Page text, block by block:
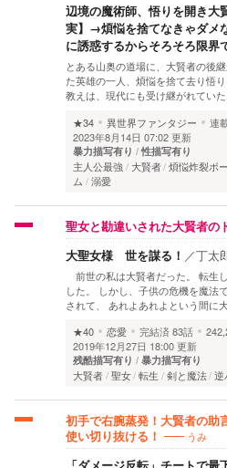
辺境の魔術師、悟りを開き
実】→煩悩を捨てなきゃダメ
に誘惑するからそろそろ限
とある山奥の道場に、大賢者の後
た英雄の一人、煩悩を捨て去り悟
教えは、現代にも受け継がれてい
★34
異世界ファンタジー 連
2023年8月14日 07:02 更新
暴力描写有り 性描写有り
主人公最強 大賢者 煩悩炸裂ボ
ム
溺愛
聖女と勘違いされた大賢者の
大聖女様 世を謀る！ ／丁太
前世の私は大賢者だった。 転生
した。 しかし、子供の危機を魔法
されて、 あれよあれよという間に
★40
恋愛 完結済83話
2019年12月27日 18:00 更新
残酷描写有り 暴力描写有り
大賢者 聖女 転生 剣と魔法 逆
初手で右腕蒸発！大賢者の助
使い切り抜ける！
うみ